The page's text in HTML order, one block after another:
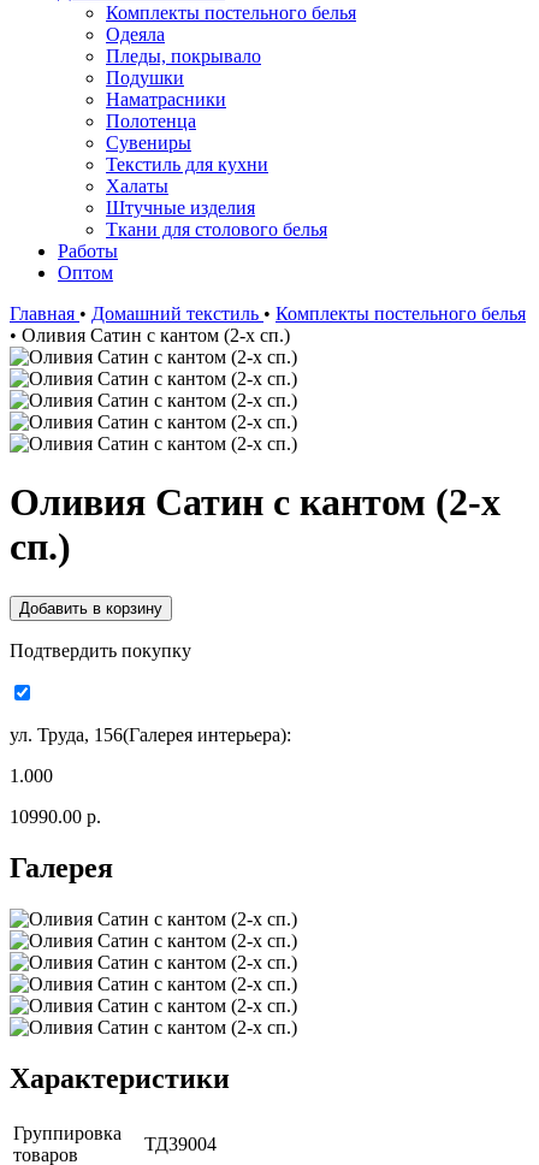
Комплекты постельного белья
Одеяла
Пледы, покрывало
Подушки
Наматрасники
Полотенца
Сувениры
Текстиль для кухни
Халаты
Штучные изделия
Ткани для столового белья
Работы
Оптом
Главная • Домашний текстиль • Комплекты постельного белья
• Оливия Сатин с кантом (2-х сп.)
Оливия Сатин с кантом (2-х
сп.)
Подтвердить покупку
ул. Труда, 156(Галерея интерьера):
1.000
10990.00 р.
Галерея
Характеристики
Группировка
товаров
ТД39004